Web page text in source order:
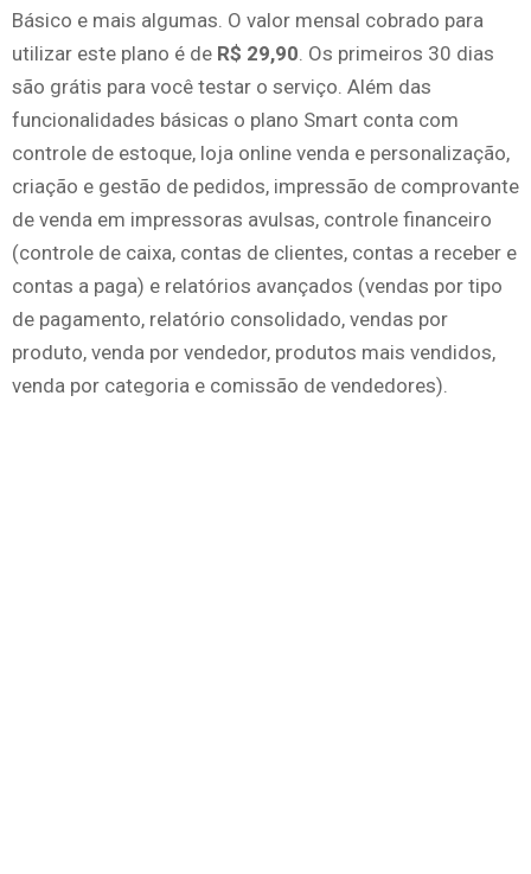
Básico e mais algumas. O valor mensal cobrado para
utilizar este plano é de R$ 29,90 . Os primeiros 30 dias
são grátis para você testar o serviço. Além das
funcionalidades básicas o plano Smart conta com
controle de estoque, loja online venda e personalização,
criação e gestão de pedidos, impressão de comprovante
de venda em impressoras avulsas, controle financeiro
(controle de caixa, contas de clientes, contas a receber e
contas a paga) e relatórios avançados (vendas por tipo
de pagamento, relatório consolidado, vendas por
produto, venda por vendedor, produtos mais vendidos,
venda por categoria e comissão de vendedores).